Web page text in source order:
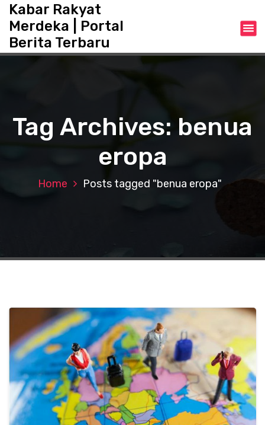
t
Kabar Rakyat
Merdeka | Portal
Berita Terbaru
Tag Archives: benua
eropa
Home Posts tagged "benua eropa"